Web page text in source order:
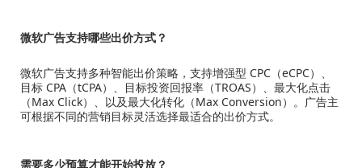
微软广告支持哪些出价方式？
微软广告支持多种智能出价策略，支持增强型 CPC（eCPC）、
目标 CPA（tCPA）、目标投资回报率（TROAS）、最大化点击
（Max Click）、以及最大化转化（Max Conversion）。广告主
可根据不同的营销目标灵活选择最适合的出价方式。
需要多少预算才能开始投放？